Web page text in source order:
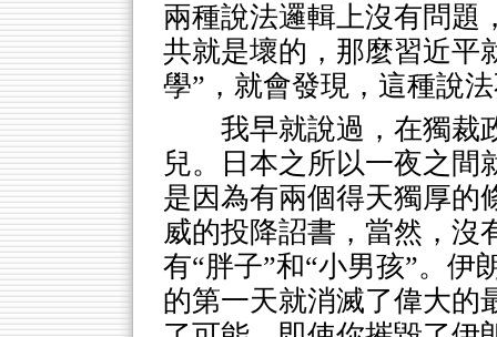
兩種說法邏輯上沒有問題
共就是壞的，那麼習近平
學”，就會發現，這種說
我早就說過，在獨裁
兒。日本之所以一夜之間
是因為有兩個得天獨厚的
威的投降詔書，當然，沒
有“胖子”和“小男孩”。伊
的第一天就消滅了偉大的